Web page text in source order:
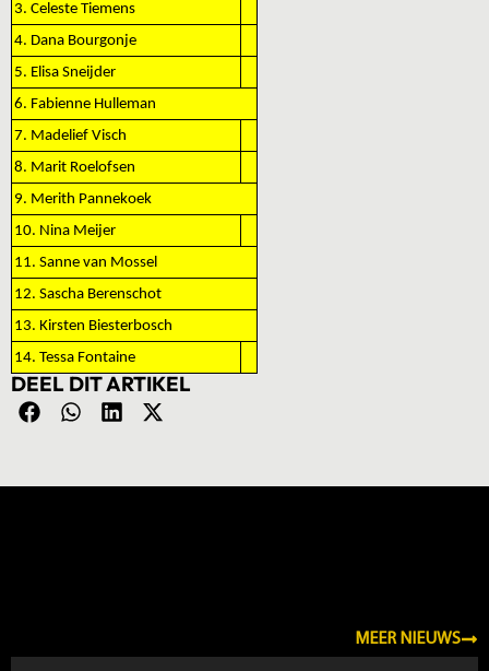
3. Celeste Tiemens
4. Dana Bourgonje
5. Elisa Sneijder
6. Fabienne Hulleman
7. Madelief Visch
8. Marit Roelofsen
9. Merith Pannekoek
10. Nina Meijer
11. Sanne van Mossel
12. Sascha Berenschot
13. Kirsten Biesterbosch
14. Tessa Fontaine
DEEL DIT ARTIKEL
MEER NIEUWS